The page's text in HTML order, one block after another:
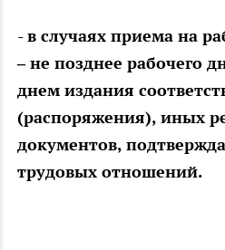
- в случаях приема на
– не позднее рабочего
днем издания
(распоряжения), иных
документов,
трудовых отношений.